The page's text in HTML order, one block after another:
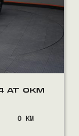
AT 0KM
0